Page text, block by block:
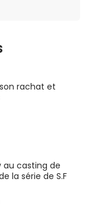
rachat et
au casting de
la série de S.F